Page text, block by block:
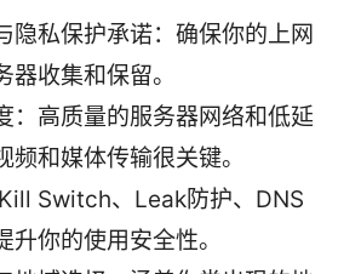
隐私保护承诺：确保你的上网
器收集和保留。
：高质量的服务器网络和低延
频和媒体传输很关键。
Switch、Leak防护、DNS
升你的使用安全性。